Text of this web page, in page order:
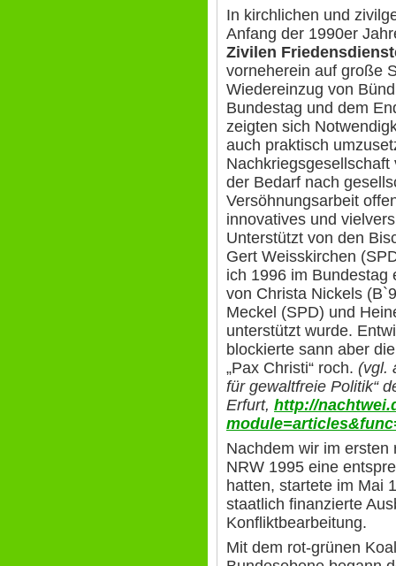
In kirchlichen und
Anfang der 1990er
Zivilen
vorneherein auf große
Wiedereinzug von
Bundestag und dem
zeigten sich
auch praktisch
der Bedarf nach
Versöhnungsarbeit
innovatives und
Unterstützt von den
Gert Weisskirchen
ich 1996 im Bundestag
von Christa Nickels
Meckel (SPD) und
unterstützt wurde.
blockierte sann aber
„Pax Christi“ roch. (vgl.
für gewaltfreie Politik“
Erfurt, http://
Nachdem wir im
NRW 1995 eine
hatten, startete im Mai
staatlich finanzierte
Konfliktbearbeitung.
Mit dem rot-grünen